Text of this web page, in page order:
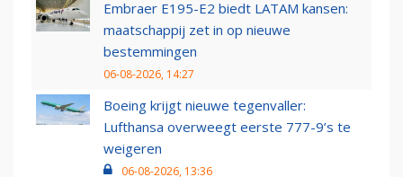
Embraer E195-E2 biedt LATAM kansen:
maatschappij zet in op nieuwe
bestemmingen
06-08-2026, 14:27
Boeing krijgt nieuwe tegenvaller:
Lufthansa overweegt eerste 777-9’s te
weigeren
06-08-2026, 13:36